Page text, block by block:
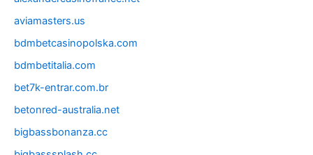
aviamasters.us
bdmbetcasinopolska.com
bdmbetitalia.com
bet7k-entrar.com.br
betonred-australia.net
bigbassbonanza.cc